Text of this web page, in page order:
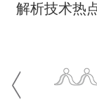
解析技术热